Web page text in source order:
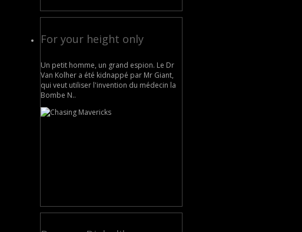
For your height only
Un petit homme, un grand espion. Le Dr
Van Kolher a été kidnappé par Mr Giant,
qui veut utiliser l'invention du médecin la
Bombe N..